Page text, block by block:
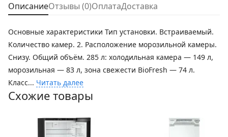
ОписаниеОтзывы (0)ОплатаДоставка
Основные характеристики Тип установки. Встраиваемый.
Количество камер. 2. Расположение морозильной камеры.
Снизу. Общий объём. 285 л: холодильная камера — 149 л,
морозильная — 83 л, зона свежести BioFresh — 74 л.
Класс... Читать далее
Схожие товары